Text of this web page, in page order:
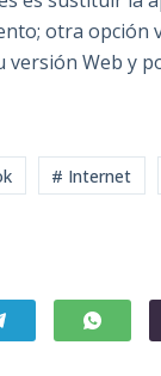
otra
Web y
# Internet